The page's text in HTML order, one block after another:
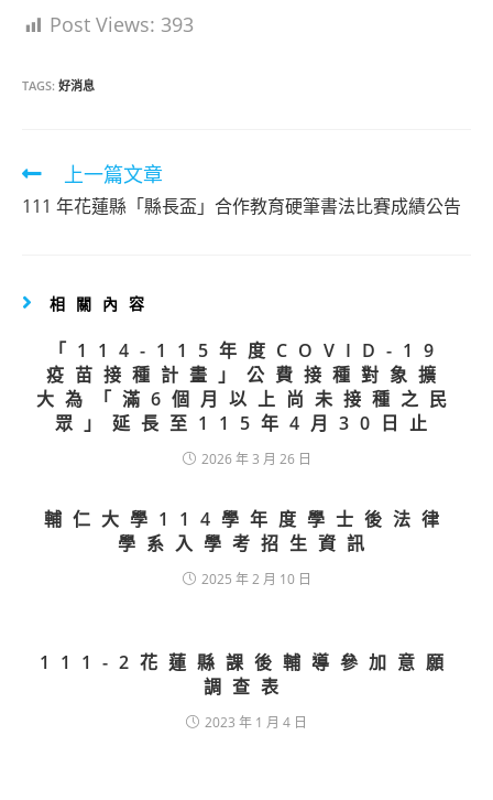
Post Views: 393
TAGS: 好消息
Read
more
上一篇文章
111 年花蓮縣「縣長盃」合作教育硬筆書法比賽成績公告
相關內容
「114-115年度COVID-19
疫苗接種計畫」公費接種對象擴
大為「滿6個月以上尚未接種之民
眾」延長至115年4月30日止
2026 年 3 月 26 日
輔仁大學114學年度學士後法律
學系入學考招生資訊
2025 年 2 月 10 日
111-2花蓮縣課後輔導參加意願
調查表
2023 年 1 月 4 日